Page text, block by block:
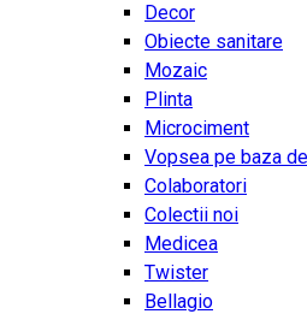
Decor
Obiecte sanitare
Mozaic
Plinta
Microciment
Vopsea pe baza
Colaboratori
Colectii noi
Medicea
Twister
Bellagio